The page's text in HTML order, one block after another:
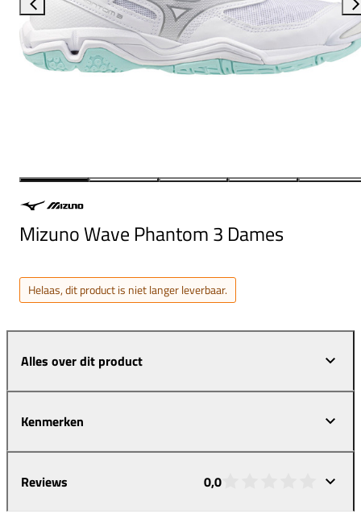
Mizuno Wave Phantom 3 Dames
Helaas, dit product is niet langer leverbaar.
Alles over dit product
Kenmerken
Reviews 0,0